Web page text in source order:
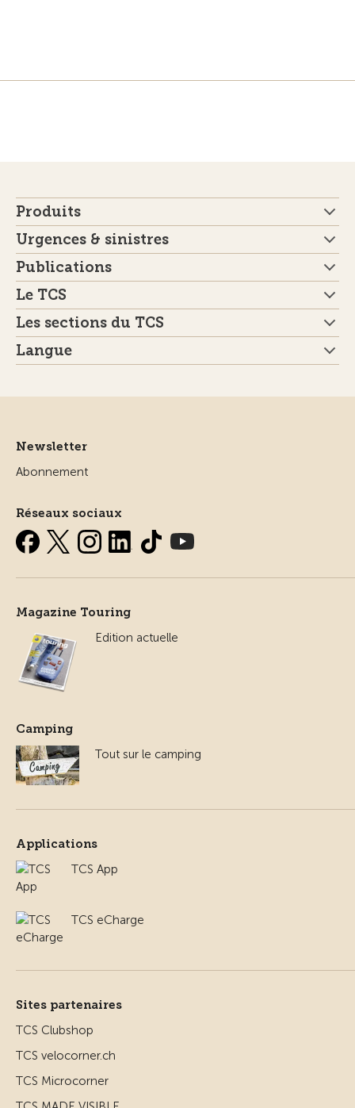
Produits
Urgences & sinistres
Publications
Le TCS
Les sections du TCS
Langue
Newsletter
Abonnement
Réseaux sociaux
Magazine Touring
Edition actuelle
Camping
Tout sur le camping
Applications
TCS App
TCS eCharge
Sites partenaires
TCS Clubshop
TCS velocorner.ch
TCS Microcorner